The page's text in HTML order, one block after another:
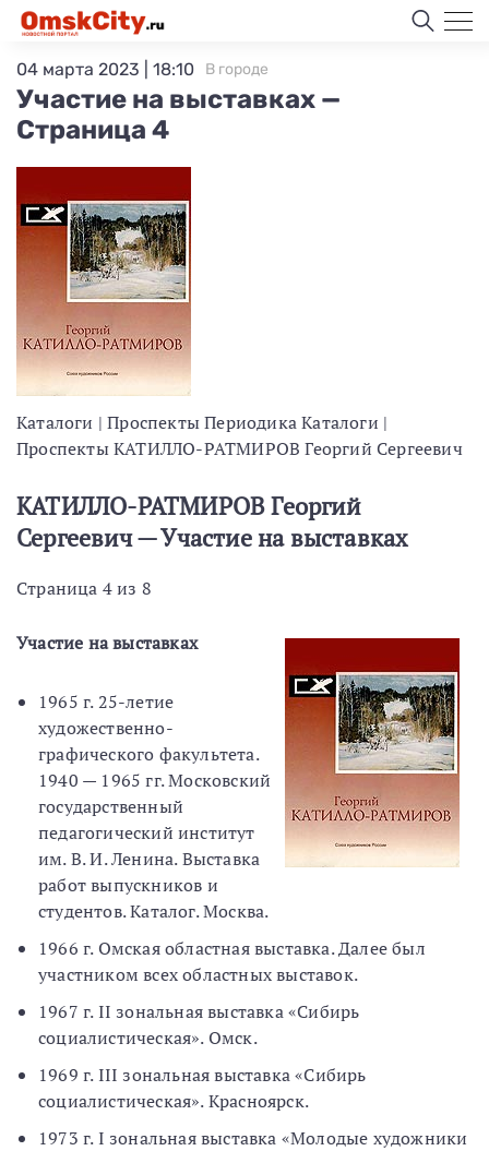
Участие на выставках —
Страница 4
04 марта 2023 | 18:10 В городе
Каталоги | Проспекты Периодика Каталоги |
Проспекты КАТИЛЛО-РАТМИРОВ Георгий Сергеевич
КАТИЛЛО-РАТМИРОВ Георгий
Сергеевич — Участие на выставках
Страница 4 из 8
Участие на выставках
1965 г. 25-летие
художественно-
графического факультета.
1940 — 1965 гг. Московский
государственный
педагогический институт
им. В. И. Ленина. Выставка
работ выпускников и
студентов. Каталог. Москва.
1966 г. Омская областная выставка. Далее был
участником всех областных выставок.
1967 г. II зональная выставка «Сибирь
социалистическая». Омск.
1969 г. III зональная выставка «Сибирь
социалистическая». Красноярск.
1973 г. I зональная выставка «Молодые художники